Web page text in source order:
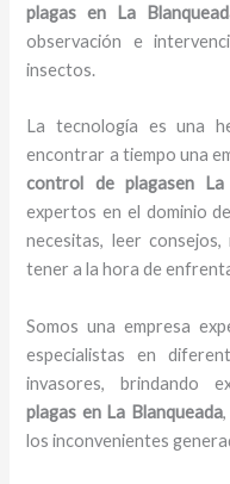
plagas en La
observación e
insectos.
La tecnología es una
encontrar a tiempo una
control de plagasen La
expertos en el dominio
necesitas, leer
tener a la hora de
Somos una empresa
especialistas en
invasores, brindando
plagas en La Blanqueada
los inconvenientes